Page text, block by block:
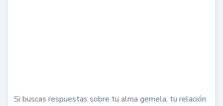
Si buscas respuestas sobre tu alma gemela, tu relación